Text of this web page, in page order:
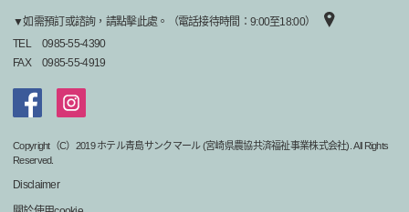
▼如需預訂或諮詢，請點擊此處。（電話接待時間：9:00至18:00）
TEL
0985-55-4390
FAX
0985-55-4919
Copyright（C）2019 ホテル青島サンクマール (宮崎県農協共済福祉事業株式会社). All Rights
Reserved.
Disclaimer